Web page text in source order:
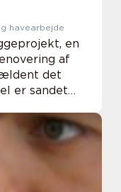
havearbejde
en
af
det
er sandet
En g...